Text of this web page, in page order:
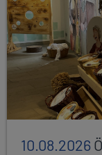
10.08.2026